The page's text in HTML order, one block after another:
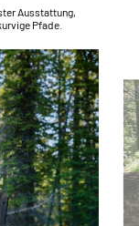
Ausstattung,
Pfade.